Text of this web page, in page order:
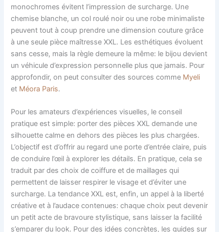
monochromes évitent l’impression de surcharge. Une
chemise blanche, un col roulé noir ou une robe minimaliste
peuvent tout à coup prendre une dimension couture grâce
à une seule pièce maîtresse XXL. Les esthétiques évoluent
sans cesse, mais la règle demeure la même: le bijou devient
un véhicule d’expression personnelle plus que jamais. Pour
approfondir, on peut consulter des sources comme Myeli
et Méora Paris.
Pour les amateurs d’expériences visuelles, le conseil
pratique est simple: porter des pièces XXL demande une
silhouette calme en dehors des pièces les plus chargées.
L’objectif est d’offrir au regard une porte d’entrée claire, puis
de conduire l’œil à explorer les détails. En pratique, cela se
traduit par des choix de coiffure et de maillages qui
permettent de laisser respirer le visage et d’éviter une
surcharge. La tendance XXL est, enfin, un appel à la liberté
créative et à l’audace contenues: chaque choix peut devenir
un petit acte de bravoure stylistique, sans laisser la facilité
s’emparer du look. Pour des idées concrètes, les guides sur